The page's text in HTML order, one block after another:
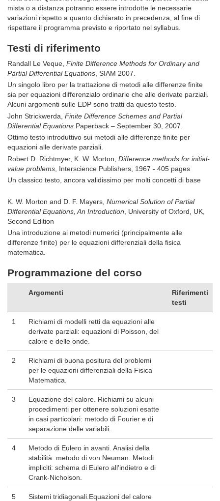
mista o a distanza potranno essere introdotte le necessarie
variazioni rispetto a quanto dichiarato in precedenza, al fine di
rispettare il programma previsto e riportato nel syllabus.
Testi di riferimento
Randall Le Veque, Finite Difference Methods for Ordinary and
Partial Differential Equations , SIAM 2007.
Un singolo libro per la trattazione di metodi alle differenze finite
sia per equazioni differenzialo ordinarie che alle derivate parziali.
Alcuni argomenti sulle EDP sono tratti da questo testo.
John Strickwerda, Finite Difference Schemes and Partial
Differential Equations Paperback – September 30, 2007.
Ottimo testo introduttivo sui metodi alle differenze finite per
equazioni alle derivate parziali.
Robert D. Richtmyer, K. W. Morton, Difference methods for initial-
value problems , Interscience Publishers, 1967 - 405 pages
Un classico testo, ancora validissimo per molti concetti di base
K. W. Morton and D. F. Mayers, Numerical Solution of Partial
Differential Equations, An Introduction , University of Oxford, UK,
Second Edition
Una introduzione ai metodi numerici (principalmente alle
differenze finite) per le equazioni differenziali della fisica
matematica.
Programmazione del corso
Argomenti
Riferimenti
testi
1
Richiami di modelli retti da equazioni alle
derivate parziali: equazioni di Poisson, del
calore e delle onde.
2
Richiami di buona positura del problemi
per le equazioni differenziali della Fisica
Matematica.
3
Equazione del calore. Richiami su alcuni
procedimenti per ottenere soluzioni esatte
in casi particolari: metodo di Fourier e di
separazione delle variabili.
4
Metodo di Eulero in avanti. Analisi della
stabilità: metodo di von Neuman. Metodi
impliciti: schema di Eulero all'indietro e di
Crank-Nicholson.
5
Sistemi tridiagonali.Equazioni del calore